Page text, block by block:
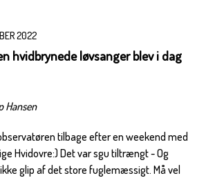
2022
hvidbrynede løvsanger blev i dag
Hansen
tilbage efter en weekend med
Hvidovre:) Det var sgu tiltrængt - Og
glip af det store fuglemæssigt. Må vel